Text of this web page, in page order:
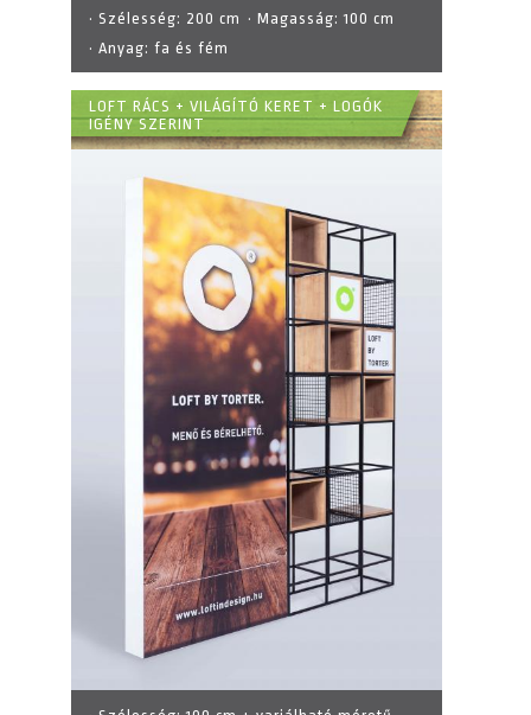
· Szélesség: 200 cm · Magasság:100 cm
· Anyag: fa és fém
LOFT RÁCS + VILÁGÍTÓ KERET + LOGÓK
IGÉNY SZERINT